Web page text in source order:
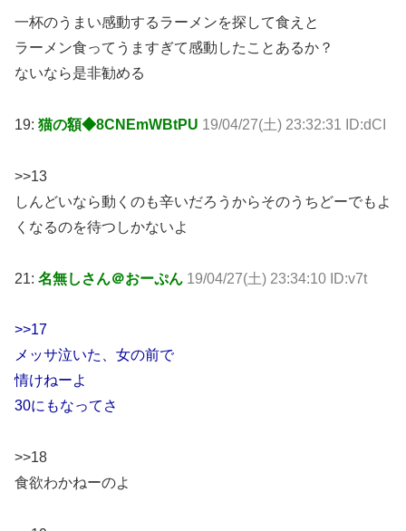
一杯のうまい感動するラーメンを探して食えと
ラーメン食ってうますぎて感動したことあるか？
ないなら是非勧める
19: 猫の額◆8CNEmWBtPU 19/04/27(土) 23:32:31 ID:dCI
>>13
しんどいなら動くのも辛いだろうからそのうちどーでもよ
くなるのを待つしかないよ
21: 名無しさん＠おーぷん 19/04/27(土) 23:34:10 ID:v7t
>>17
メッサ泣いた、女の前で
情けねーよ
30にもなってさ
>>18
食欲わかねーのよ